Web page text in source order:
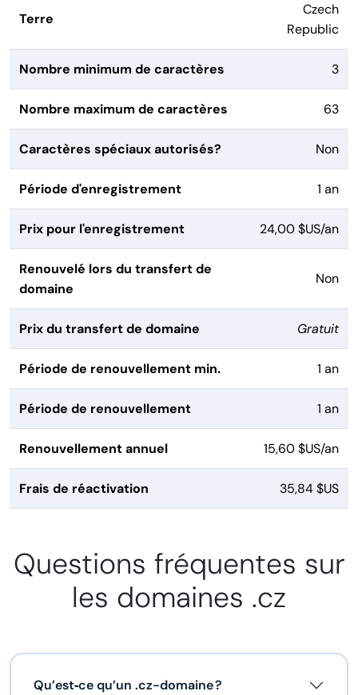
Terre
Czech
Republic
Nombre minimum de caractères 3
Nombre maximum de caractères 63
Caractères spéciaux autorisés? Non
Période d'enregistrement 1 an
Prix pour l'enregistrement 24,00 $US/an
Renouvelé lors du transfert de
domaine
Non
Prix du transfert de domaine Gratuit
Période de renouvellement min. 1 an
Période de renouvellement 1 an
Renouvellement annuel 15,60 $US/an
Frais de réactivation 35,84 $US
Questions fréquentes sur
les domaines .cz
Qu’est‑ce qu’un .cz-domaine ?